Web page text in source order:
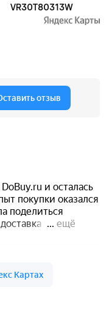
VR30T80313W